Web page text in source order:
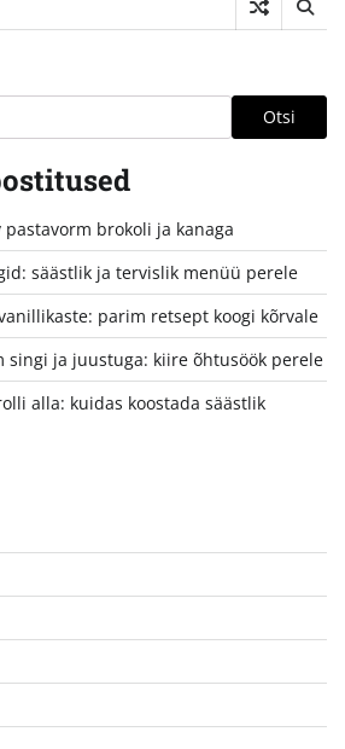
Otsi
brokoli ja kanaga
säästlik ja tervislik menüü perele
parim retsept koogi kõrvale
singi ja juustuga: kiire õhtusöök perele
alla: kuidas koostada säästlik